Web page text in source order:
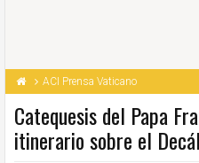
ACI Prensa Vaticano
Catequesis del Papa
itinerario sobre el